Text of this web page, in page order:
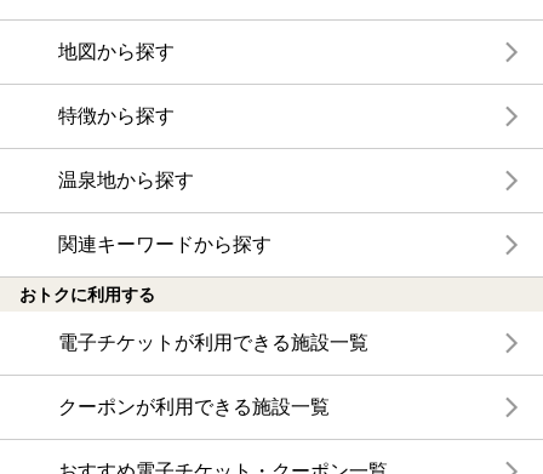
地図から探す
特徴から探す
温泉地から探す
関連キーワードから探す
おトクに利用する
電子チケットが利用できる施設一覧
クーポンが利用できる施設一覧